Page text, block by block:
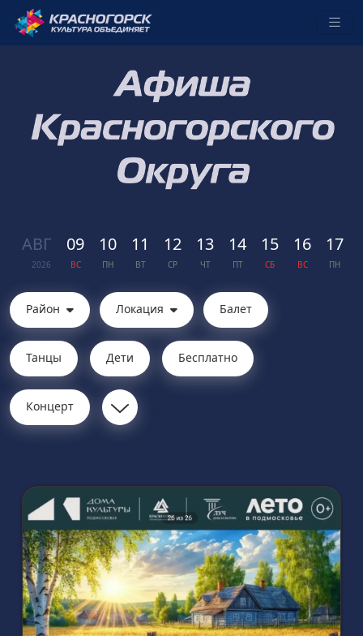
АВГ
2026
09
ВС
10
ПН
11
ВТ
12
СР
13
ЧТ
14
ПТ
15
СБ
16
ВС
17
ПН
Район Локация Балет
Танцы Дети Бесплатно
Концерт